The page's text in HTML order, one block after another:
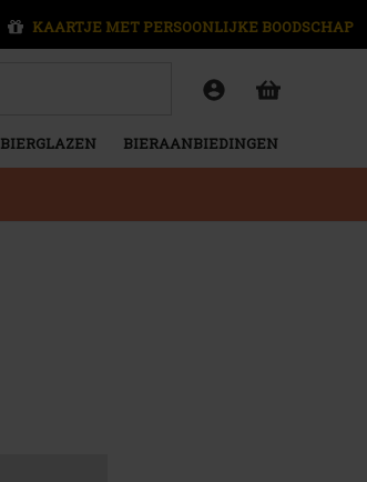
KAARTJE MET PERSOONLIJKE BOODSCHAP
BIERGLAZEN BIERAANBIEDINGEN